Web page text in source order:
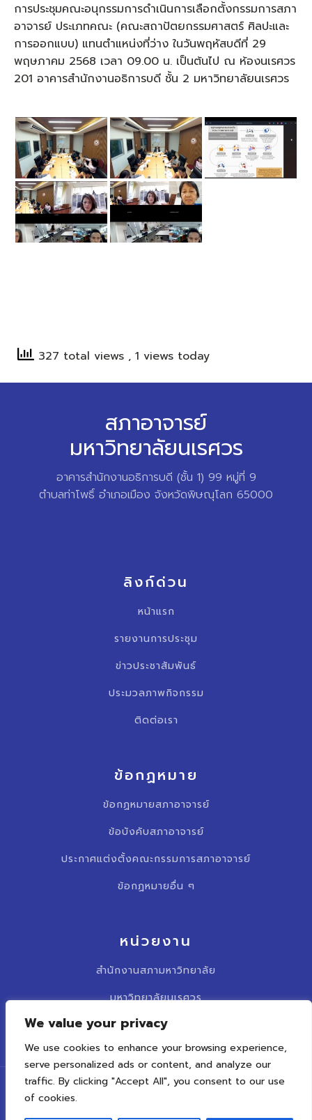
We value your privacy
We use cookies to enhance your browsing experience,
serve personalized ads or content, and analyze our
traffic. By clicking "Accept All", you consent to our use
of cookies.
การประชุมคณะอนุกรรมการดำเนินการเลือกตั้งกรรมการสภา
อาจารย์ ประเภทคณะ (คณะสถาปัตยกรรมศาสตร์ ศิลปะและ
การออกแบบ) แทนตำแหน่งที่ว่าง ในวันพฤหัสบดีที่ 29
พฤษภาคม 2568 เวลา 09.00 น. เป็นต้นไป ณ ห้องนเรศวร
201 อาคารสำนักงานอธิการบดี ชั้น 2 มหาวิทยาลัยนเรศวร
327 total views , 1 views today
สภาอาจารย์
มหาวิทยาลัยนเรศวร
อาคารสำนักงานอธิการบดี (ชั้น 1) 99 หมู่ที่ 9
ตำบลท่าโพธิ์ อำเภอเมือง จังหวัดพิษณุโลก 65000
ลิงก์ด่วน
หน้าแรก
รายงานการประชุม
ข่าวประชาสัมพันธ์
ประมวลภาพกิจกรรม
ติดต่อเรา
ข้อกฏหมาย
ข้อกฏหมายสภาอาจารย์
ข้อบังคับสภาอาจารย์
ประกาศแต่งตั้งคณะกรรมการสภาอาจารย์
ข้อกฏหมายอื่น ๆ
หน่วยงาน
สำนักงานสภามหาวิทยาลัย
มหาวิทยาลัยนเรศวร
รวบเว็บไซต์สภาคณาจารย์
0 5596 2381 – 2